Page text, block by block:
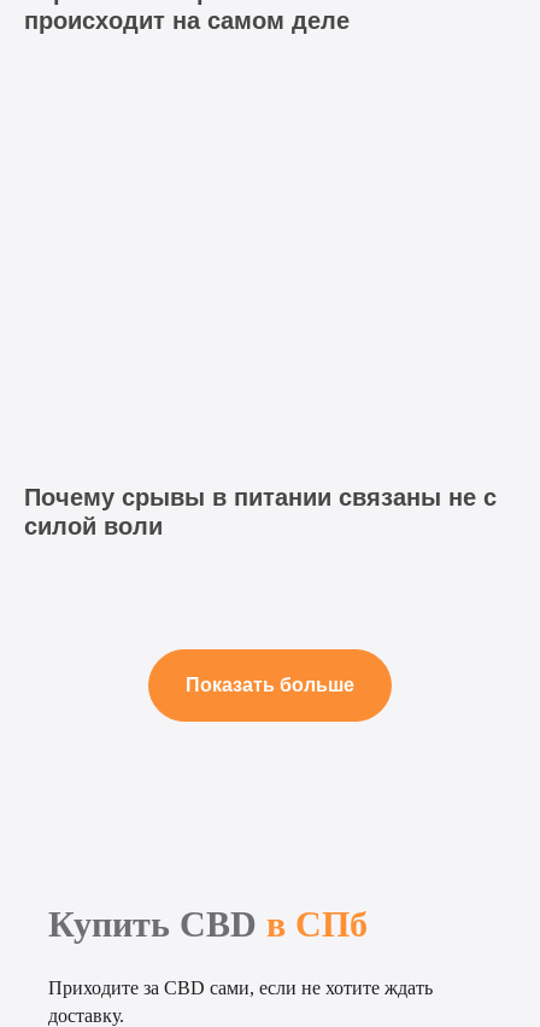
происходит на самом деле
Почему срывы в питании связаны не с
силой воли
Показать больше
Купить CBD в СПб
Приходите за CBD сами, если не хотите ждать
доставку.